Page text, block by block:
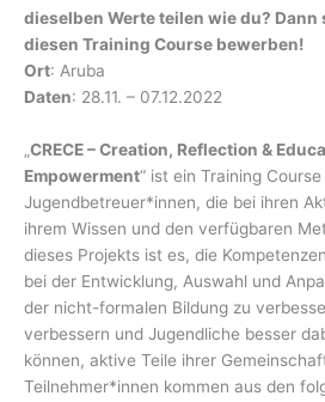
dieselben Werte teilen wie du?
diesen Training Course bewerben!
Ort: Aruba
Daten: 28.11. – 07.12.2022
„CRECE – Creation, Reflection &
Empowerment“ ist ein Training
Jugendbetreuer*innen, die bei ihren
ihrem Wissen und den verfügbaren
dieses Projekts ist es, die
bei der Entwicklung, Auswahl und
der nicht-formalen Bildung zu
verbessern und Jugendliche besser
können, aktive Teile ihrer
Teilnehmer*innen kommen aus den